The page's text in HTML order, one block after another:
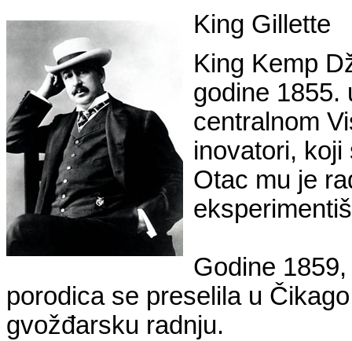
King Gillette
King Kemp
godine 1855.
centralnom
inovatori,
Otac mu je
Godine
porodica se preselila u
gvožđarsku radnju.